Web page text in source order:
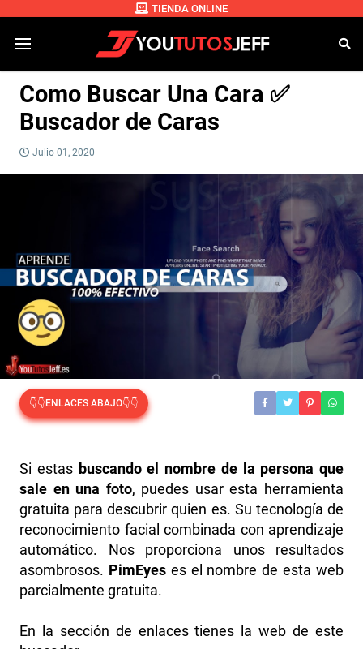
TIENDA ONLINE
Como Buscar Una Cara ✅
Buscador de Caras
Julio 01, 2020
👇👇ENLACES ABAJO👇👇
Si estas buscando el nombre de la persona que
sale en una foto, puedes usar esta herramienta
gratuita para descubrir quien es. Su tecnología de
reconocimiento facial combinada con aprendizaje
automático. Nos proporciona unos resultados
asombrosos. PimEyeses el nombre de esta web
parcialmente gratuita.
En la sección de enlaces tienes la web de este